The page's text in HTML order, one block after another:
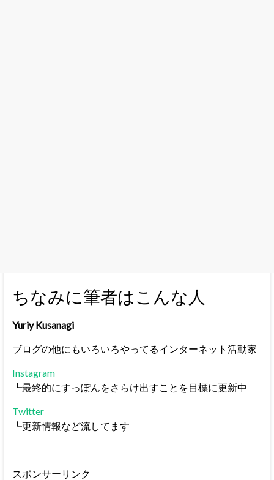
ちなみに筆者はこんな人
Yuriy Kusanagi
ブログの他にもいろいろやってるインターネット活動家
Instagram
┗最終的にすっぽんをさらけ出すことを目標に更新中
Twitter
┗更新情報など流してます
スポンサーリンク